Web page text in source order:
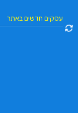
עסקים חדשים באתר